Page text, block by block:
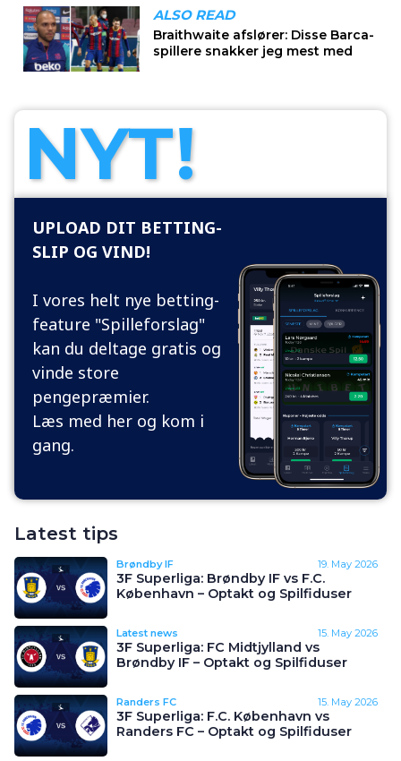
NYT!
UPLOAD DIT BETTING-
SLIP OG VIND!
I vores helt nye betting-
feature "Spilleforslag"
kan du deltage gratis og
vinde store
pengepræmier.
Læs med her og kom i
gang.
Latest tips
Brøndby IF 19. May 2026
3F Superliga: Brøndby IF vs F.C.
København – Optakt og Spilfiduser
Latest news 15. May 2026
3F Superliga: FC Midtjylland vs
Brøndby IF – Optakt og Spilfiduser
Randers FC 15. May 2026
3F Superliga: F.C. København vs
Randers FC – Optakt og Spilfiduser